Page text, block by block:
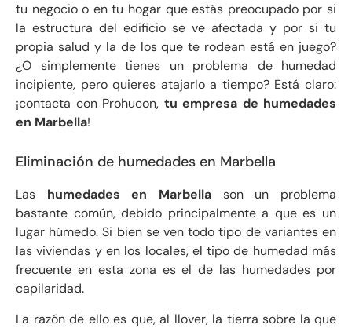
tu negocio o en tu hogar que estás preocupado por si
la estructura del edificio se ve afectada y por si tu
propia salud y la de los que te rodean está en juego?
¿O simplemente tienes un problema de humedad
incipiente, pero quieres atajarlo a tiempo? Está claro:
¡contacta con Prohucon, tu empresa de humedades
en Marbella!
Eliminación de humedades en Marbella
Las humedades en Marbella son un problema
bastante común, debido principalmente a que es un
lugar húmedo. Si bien se ven todo tipo de variantes en
las viviendas y en los locales, el tipo de humedad más
frecuente en esta zona es el de las humedades por
capilaridad.
La razón de ello es que, al llover, la tierra sobre la que